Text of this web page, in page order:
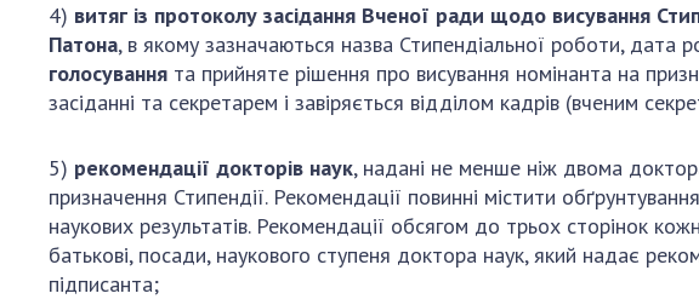
4) витяг із протоколу засідання Вченої ради щодо висування
Патона, в якому зазначаються назва Стипендіальної роботи, дата
голосування та прийняте рішення про висування номінанта на
засіданні та секретарем і завіряється відділом кадрів (вченим
5) рекомендації докторів наук, надані не менше ніж двома
призначення Стипендії. Рекомендації повинні містити
наукових результатів. Рекомендації обсягом до трьох сторінок
батькові, посади, наукового ступеня доктора наук, який надає
підписанта;